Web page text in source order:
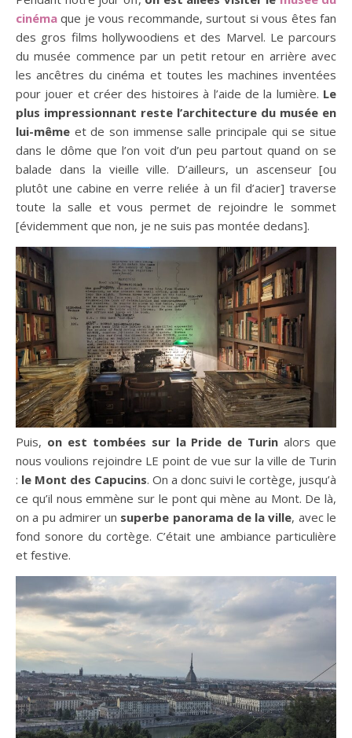
cinéma que je vous recommande, surtout si vous êtes fan
des gros films hollywoodiens et des Marvel. Le parcours
du musée commence par un petit retour en arrière avec
les ancêtres du cinéma et toutes les machines inventées
pour jouer et créer des histoires à l’aide de la lumière. Le
plus impressionnant reste l’architecture du musée en
lui-même et de son immense salle principale qui se situe
dans le dôme que l’on voit d’un peu partout quand on se
balade dans la vieille ville. D’ailleurs, un ascenseur [ou
plutôt une cabine en verre reliée à un fil d’acier] traverse
toute la salle et vous permet de rejoindre le sommet
[évidemment que non, je ne suis pas montée dedans].
Puis, on est tombées sur la Pride de Turin alors que
nous voulions rejoindre LE point de vue sur la ville de Turin
: le Mont des Capucins. On a donc suivi le cortège, jusqu’à
ce qu’il nous emmène sur le pont qui mène au Mont. De là,
on a pu admirer un superbe panorama de la ville, avec le
fond sonore du cortège. C’était une ambiance particulière
et festive.